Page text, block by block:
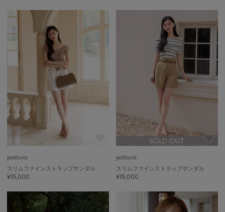
poláura
スリムファインストラップサンダル
¥15,000
SOLD OUT
poláura
スリムファインストラップサンダル
¥15,000